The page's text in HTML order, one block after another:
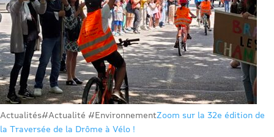
Actualités#Actualité #EnvironnementZoom sur la 32e édition de
la Traversée de la Drôme à Vélo !